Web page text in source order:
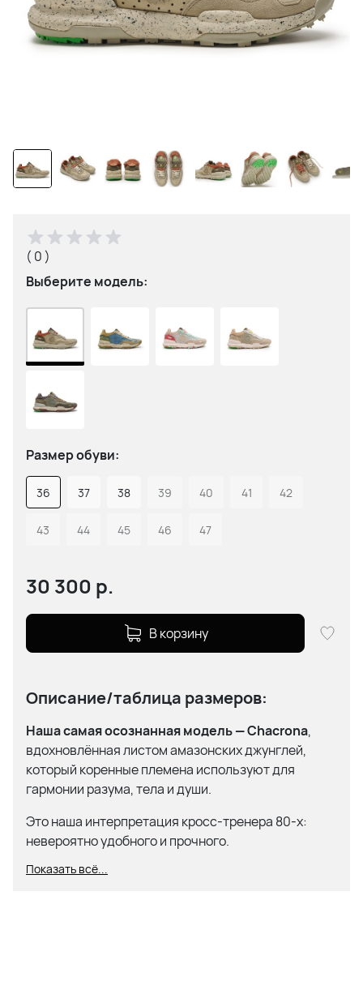
( 0 )
Выберите модель:
Размер обуви:
36 37 38 39 40 41 42
43 44 45 46 47
30 300 р.
В корзину
Описание/таблица размеров:
Наша самая осознанная модель — Chacrona,
вдохновлённая листом амазонских джунглей,
который коренные племена используют для
гармонии разума, тела и души.
Это наша интерпретация кросс-тренера 80-х:
невероятно удобного и прочного.
Мягкие и комфортные.
Показать всё...